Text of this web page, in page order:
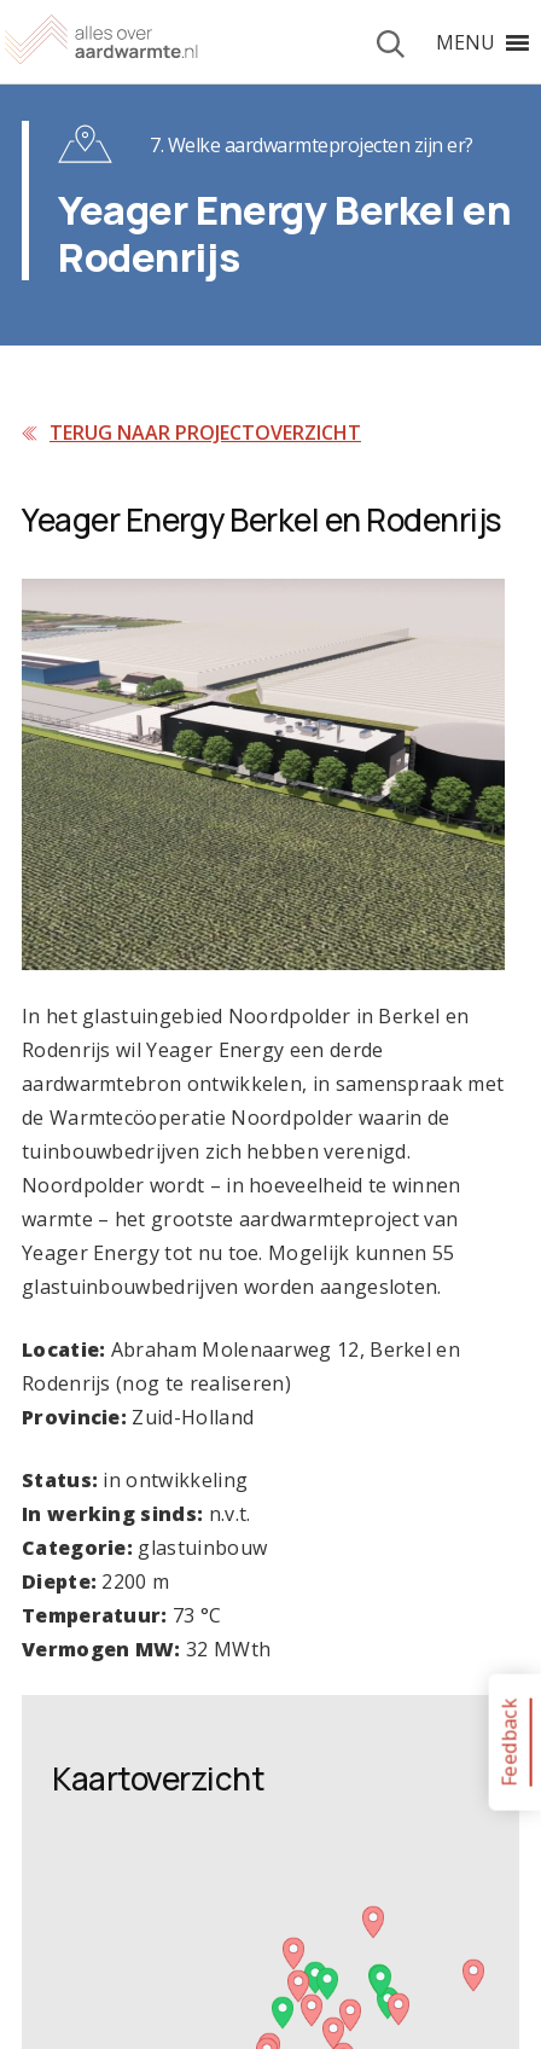
MENU
7. Welke aardwarmteprojecten zijn er?
Yeager Energy Berkel en
Rodenrijs
TERUG NAAR PROJECTOVERZICHT
Yeager Energy Berkel en Rodenrijs
In het glastuingebied Noordpolder in Berkel en
Rodenrijs wil Yeager Energy een derde
aardwarmtebron ontwikkelen, in samenspraak met
de Warmtecöoperatie Noordpolder waarin de
tuinbouwbedrijven zich hebben verenigd.
Noordpolder wordt – in hoeveelheid te winnen
warmte – het grootste aardwarmteproject van
Yeager Energy tot nu toe. Mogelijk kunnen 55
glastuinbouwbedrijven worden aangesloten.
Locatie: Abraham Molenaarweg 12, Berkel en
Rodenrijs (nog te realiseren)
Provincie: Zuid-Holland
Status: in ontwikkeling
In werking sinds: n.v.t.
Categorie: glastuinbouw
Diepte: 2200 m
Temperatuur: 73 °C
Vermogen MW: 32 MWth
Kaartoverzicht Feedback